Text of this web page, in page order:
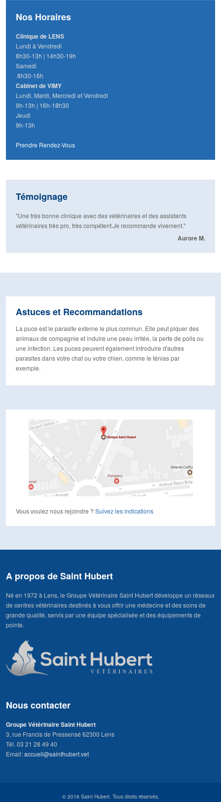
Nos Horaires
Clinique de LENS
Lundi à Vendredi
8h30-13h | 14h30-19h
Samedi
8h30-16h
Cabinet de VIMY
Lundi, Mardi, Mercredi et Vendredi
9h-13h | 16h-18h30
Jeudi
9h-13h
Prendre Rendez-Vous
Témoignage
"Une très bonne clinique avec des vétérinaires et des assistants
vétérinaires très pro, très compétent.Je recommande vivement."
Aurore M.
Astuces et Recommandations
La puce est le parasite externe le plus commun. Elle peut piquer des
animaux de compagnie et induire une peau irritée, la perte de poils ou
une infection. Les puces peuvent également introduire d'autres
parasites dans votre chat ou votre chien, comme le ténias par
exemple.
Vous voulez nous rejoindre ? Suivez les indications
A propos de Saint Hubert
Né en 1972 à Lens, le Groupe Vétérinaire Saint Hubert développe un réseaux
de centres vétérinaires destinés à vous offrir une médecine et des soins de
grande qualité, servis par une équipe spécialisée et des équipements de
pointe.
Nous contacter
Groupe Vétérinaire Saint Hubert
3, rue Francis de Pressensé 62300 Lens
Tél. 03 21 28 49 40
Email:accueil@sainthubert.vet
© 2016 Saint Hubert. Tous droits réservés.